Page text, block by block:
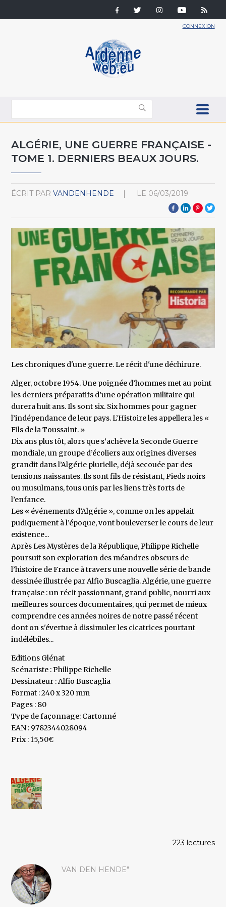
CONNEXION
ALGÉRIE, UNE GUERRE FRANÇAISE -
TOME 1. DERNIERS BEAUX JOURS.
ÉCRIT PAR VANDENHENDE LE 06/03/2019
Les chroniques d'une guerre. Le récit d'une déchirure.
Alger, octobre 1954. Une poignée d’hommes met au point
les derniers préparatifs d’une opération militaire qui
durera huit ans. Ils sont six. Six hommes pour gagner
l’indépendance de leur pays. L’Histoire les appellera les «
Fils de la Toussaint. »
Dix ans plus tôt, alors que s’achève la Seconde Guerre
mondiale, un groupe d’écoliers aux origines diverses
grandit dans l’Algérie plurielle, déjà secouée par des
tensions naissantes. Ils sont fils de résistant, Pieds noirs
ou musulmans, tous unis par les liens très forts de
l’enfance.
Les « événements d’Algérie », comme on les appelait
pudiquement à l’époque, vont bouleverser le cours de leur
existence...
Après Les Mystères de la République, Philippe Richelle
poursuit son exploration des méandres obscurs de
l’histoire de France à travers une nouvelle série de bande
dessinée illustrée par Alfio Buscaglia. Algérie, une guerre
française : un récit passionnant, grand public, nourri aux
meilleures sources documentaires, qui permet de mieux
comprendre ces années noires de notre passé récent
dont on s'évertue à dissimuler les cicatrices pourtant
indélébiles...
Editions Glénat
Scénariste : Philippe Richelle
Dessinateur : Alfio Buscaglia
Format : 240 x 320 mm
Pages : 80
Type de façonnage: Cartonné
EAN : 9782344028094
Prix : 15,50€
223 lectures
VAN DEN HENDE"